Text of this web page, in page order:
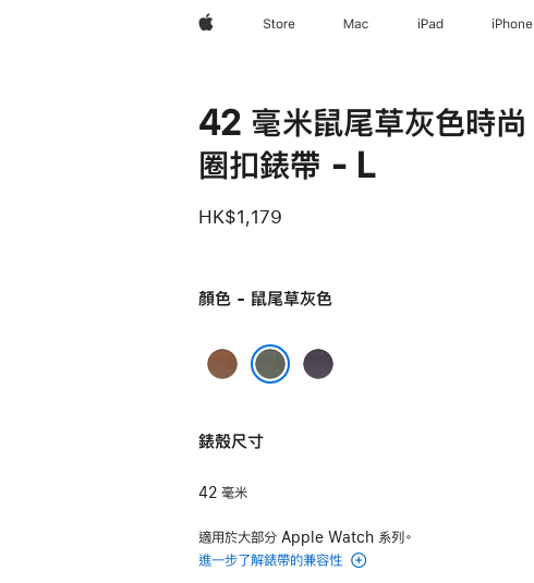
Apple Store Mac iPad iPhone
42 毫米鼠尾草灰色時尚
圈扣錶帶 - L
HK$1,179
顏色 - 鼠尾草灰色
焦
午
錶殼尺寸
42 毫米
適用於大部分 Apple Watch 系列。
進一步了解錶帶的兼容性